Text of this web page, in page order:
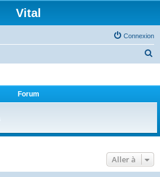
Vital
Connexion
c
e
Forum
Aller à